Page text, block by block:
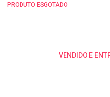
PRODUTO ESGOTADO
VENDIDO E